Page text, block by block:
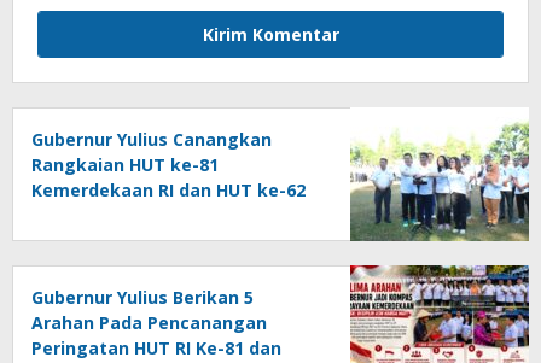
Gubernur Yulius Canangkan
Rangkaian HUT ke-81
Kemerdekaan RI dan HUT ke-62
Semangat “Sulut Melaju”
Gubernur Yulius Berikan 5
Arahan Pada Pencanangan
Peringatan HUT RI Ke-81 dan